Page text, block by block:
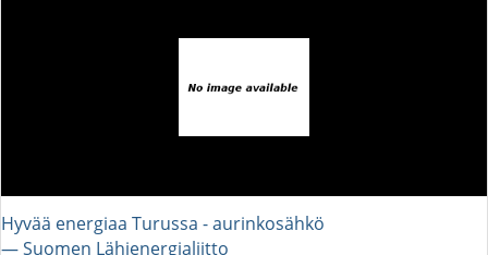
Hyvää energiaa Turussa - aurinkosähkö
― Suomen Lähienergialiitto